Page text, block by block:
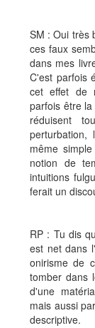
SM : Oui très
ces faux
dans mes
C'est parfois
cet effet de
parfois être
réduisent
perturbation,
même
notion de
intuitions
ferait un
RP : Tu dis
est net dans
onirisme de
tomber dans
d'une
mais aussi
descriptive.